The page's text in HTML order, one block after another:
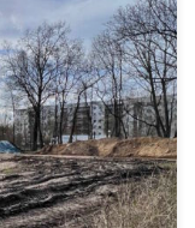
Villa
Monat noch eine
des
wieder
der Villa zeichnet
[…]